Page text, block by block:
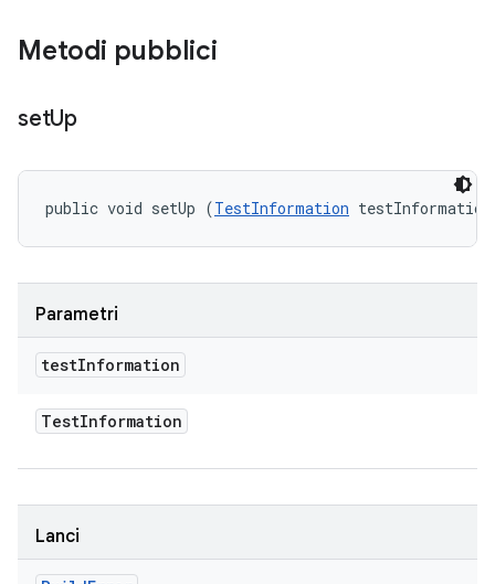
Metodi pubblici
setUp
public void setUp (TestInformation
Parametri
testInformation
TestInformation
Lanci